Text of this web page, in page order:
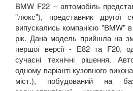
BMW F22 – автомобіль
"люкс"), представник другої
випускались компанією "BMW"
рік. Дана модель прийшла на
першої версії - Е82 та F20,
сучасні технічні рішення.
одному варіанті кузовного
міст.), побудований на